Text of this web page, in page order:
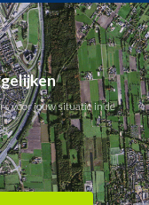
voor jouw situatie in de